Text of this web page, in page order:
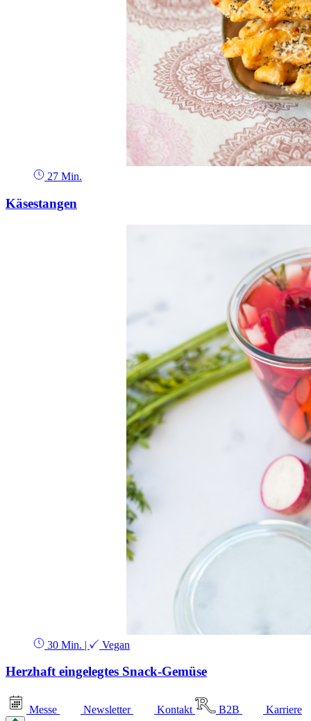
27 Min.
Käsestangen
30 Min. | Vegan
Herzhaft eingelegtes Snack-Gemüse
Messe Newsletter Kontakt B2B Karriere